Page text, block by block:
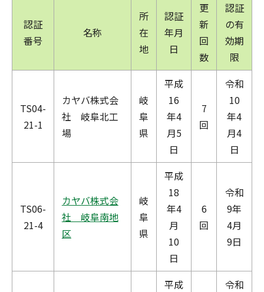
認証
番号
名称
所
在
地
認証
年月
日
更
新
回
数
認証
の有
効期
限
TS04-
21-1
カヤバ株式会
社 岐阜北工
場
岐
阜
県
平成
16
年4
月5
日
7
回
令和
10
年4
月4
日
TS06-
21-4
カヤバ株式会
社 岐阜南地
区
岐
阜
県
平成
18
年4
月
10
日
6
回
令和
9年
4月
9日
平成
令和